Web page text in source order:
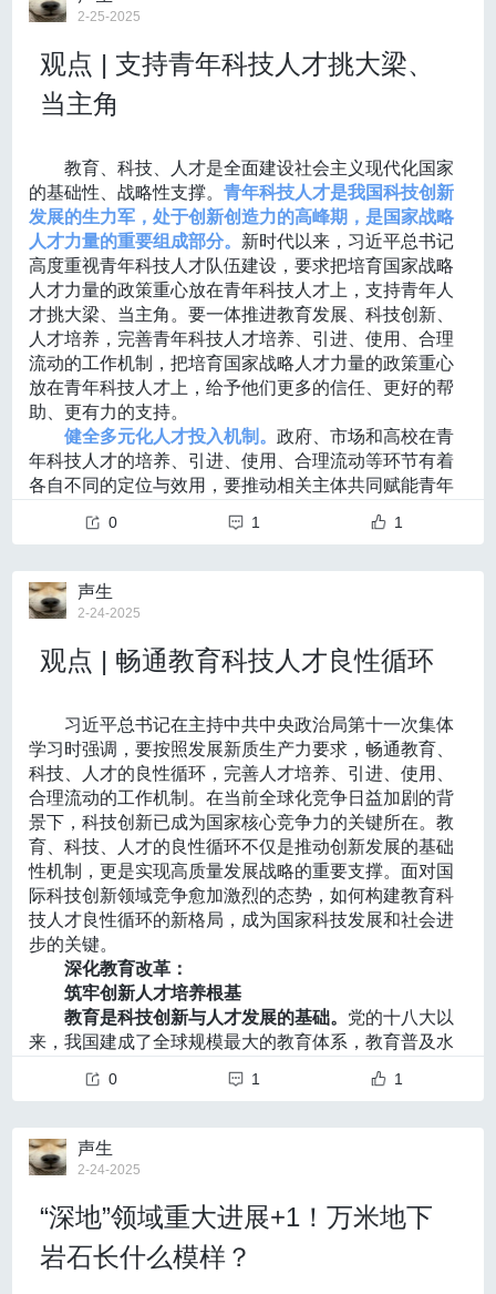
有研究表明，他汀类药物在术后可改善烟雾病的侧支循
环。因此，《指南》建议对缺血型烟雾病评估血脂水平及整
体风险后，合理使用他汀类药物。
控制危险因素对于降低烟雾病卒中风险有重要作用
压、血糖、血脂和同型半胱氨酸等。虽然这一推荐意见证据
等级不高，但与一般卒中二级预防高度一致，具有良好可行
性和安全性。
6、烟雾病的预后及随访建议
烟雾病各亚型具有不同的预后特点
无症状烟雾病患者认知功能损伤明显高于正常人，20%
的无症状烟雾病患者在MRI可见梗死灶，年卒中风险约为3.
2%。
单侧烟雾病存在进展为双侧病变的风险，需要强化随访
监控并在必要时进行干预。
血运重建可显著降低成人出血型烟雾病再出血风险。
于成人，在缺乏手术干预的情况下，患者再发脑卒中的风险
患者的脑组织灌注状况，并显著提升神经功能预后。
《指南》提出烟雾病具有持续进展的特点，即使在手术
后仍存在疾病进展和卒中再发风险，有必要定期随访。
结构与血管状态评估推荐采用MRI+MRA或CT+CTA；
灌注评估可选择CTP、PET或SPECT等。若条件允许时，可
行DSA以评估侧支循环和血管情况。
7、特殊人群的烟雾病管理
妊娠期烟雾病的治疗意见
对于无症状妊娠期烟雾病患者，《指南》推荐保守治
疗，应维持其血压平稳，分娩方式则由产科评估决定。妊娠
期烟雾病如出现TIA发作或脑梗死，以内科治疗为主，症状
改善或好转后可继续妊娠。
《指南》推荐，对于存在临床症状的烟雾病孕妇，应在
分娩后择期实施血运重建手术。对于重度脑卒中的烟雾病孕
妇，应由神经外科、产科、神经内科、重症医学科和儿科组
高龄烟雾病患者的治疗意见
《指南》提出，60岁以上的烟雾病患者接受间接血运重
《哪吒2》的票房神话可以怎样过渡到科学传播？其
实，最基础的办法的就是找到这种超级IP自带的广阔受
众基础。宋雅娟说，“超级IP本身就有天然的传播力，自
带热度、自带流量池。”如果借助观众们的情感共鸣 ，在
电影热度正盛时“联动”科普话题，也能巧妙地降低知识普
及的门槛。中国人对传统文化的认同感也为文化与科技
的跨界打好了基础，因此《哪吒2》无疑是一场可遇不可
求的科学传播机会。
《哪吒2》本身是一部神话故事，科普工作者们如何
能从大家一笑而过的情节中挖掘出大量可供解读的点？
宋雅娟的建议是“多问一句‘为什么’”，保持构思好选题的
意识。例如“申公豹的代购药单”，不应仅将其视作情节的
辅助，而要留心从此类内容出发，发散思维展开研究。
另一类有价值的选题就是
如“冰不导电”和“敖丙的眼泪在海里倒流”。而从情感共鸣
出发的科普选题更能引人会心一笑，更具有亲和力、感
动科普其自然界原型。此外，将通常理解中的硬核知识
借着热度做“软解释”，也是一个引人注目的科普维度。
借势热点打造科普爆款的基础是做让大众愿意接受
的优秀科普翻译，善于总结优秀的科普范式、运用用户
熟悉的场景与之建立关联、搭建易于接受的认知阶梯、
关注与用户的互动则能帮助科普工作者在打造科普时更
进一步。好的科普还要做好“下一个阶段”——价值引
领。“我们的选题可以对应上现代中国科技的发展，让观
众更多了解科技的进展——原来过去想象的一些东西逐
渐变成现实了。”
去介绍电影制作的工艺。宋雅娟最后总结说，“
者要练好内功，也要多跨界去看看自己的世界之外发生
了什么，再回去做原来的事情。”
的单位；企业需正式注册，具有承担项目的相应资质；
承担单位应具备承担该项目的能力、资源和条件，需明
确项目负责人，配备专门的项目团队。
承担单位具有市级及以上大型活动举办经验的单位优
承担单位应具有组织老科技工作者发挥作用或服务老科
技工作者的经验。
不接受两年内受到登记机关、行政主管部门、司法机构
处罚的单位。
不接受在“信用中国”网、中国政府采购网被列入失信被执
行人、税收违法黑名单、政府采购严重违法失信行为记
录名单的单位。
（二）申报材料
单位简介（包含背景、规模、资源等）。
单位营业执照（登记证书、批复文件等）、信用记录等
证明复印件（须加盖本单位公章）。
工作方案和预算明细。
五、
申报流程
盖公章）邮寄至北京市朝阳区育慧里4号北京市科协614
3.com。
（二）申报截止日期为2025年3月14日17:00。
联系方式
联系人：肖老师、周老师
实的好处？
科协频道邀请了清华大学集成电路学院唐建石副教授和
本研究成果的第一作者（共同）、清华大学毕业生（现
香港大学研究助理教授）刘正午博士（均由清华大学科
入选2次国家级人才计划、MIT TR35 China，先后获清
国新锐科技人物卓越影响奖、IEEE Brain Best Paper A
ward等奖项。主要研究方向包括新型存储器与类脑计
等10项。以第一/通讯作者在Nature Electronics、Nature
Nanotechnology、IEDM、VLSI等重要期刊和国际会议
上发表论文50余篇，授权专利60余项。担任IEEE Trans
actions on Electron Devices编辑，IEDM、IEEE-NAN
O、EDTM、CSTIC等国际会议的TPC成员。
神奇的“读脑术”是如何实现的？
大脑中的突触，犹如神经元之间的“桥梁”，承担着信息传
递的重任。它们不仅是神经元连接的纽带，更是大脑进
行学习、记忆和适应的“调度员”。突触会根据外界需求和
内部反馈，调整连接强度和效率，优化神经信号的传
递，支持大脑的自我调节和提高适应能力。
然而传统的脑机接口系统采用的脑电信号解码芯片通常
依赖固定的解码模型，难以适应大脑信号的动态变化，
使得传统系统的解码出现偏差。
高，也不必急着减衣。
汗，反而容易受风着凉。
专家提醒，衣服一定要慢慢减，不能骤减。也要注意不
能“捂”过头，应根据气温变化及自身情况，
“洋葱穿衣法”帮你防住春寒
里三层外三层并不是应对倒春寒的正确方式，大家可以
试试“洋葱穿衣法”。
“洋葱穿衣法”，即像洋葱一样层层穿搭、叠加。
内层：排汗功能好的衣物
中层：毛衣、绒衫等保暖性强的衣服
最外层：防水防风材质的衣服，以应对天气变化
3 处地方需要重点“捂”
颈项部： 颈项部有风池穴和风府穴，是容易中风邪的地
方。保护好颈项部，可以避免风邪侵袭，建议根据温度
戴好围巾、帽子。
膝足部： 俗话说“寒从脚下生”，因此膝足部的保暖尤为重
要。“春捂”穿衣可遵循“下厚上薄”的原则，上身可以穿得
薄一点，但秋裤先别着急脱。
腹部：主要是“捂”肚脐，肚脐又叫神阙穴，温暖此处可鼓
舞脾胃阳气，特别是一些胃部怕冷、爱腹泻的人，要特
别注意肚脐部位的保暖。
“春捂”需要“捂”到什么时候？
当昼夜温差大于8℃以上时，说明气温不稳定，需
要“捂”；
当气温连续保持在15℃以上，且维持了一两周时，就不
需要“捂”了，可以适当减少衣物。
2-25-2025
观点 | 支持青年科技人才挑大梁、
当主角
教育、科技、人才是全面建设社会主义现代化国家
的基础性、战略性支撑。青年科技人才是我国科技创新
发展的生力军，处于创新创造力的高峰期，是国家战略
人才力量的重要组成部分。 新时代以来，习近平总书记
高度重视青年科技人才队伍建设，要求把培育国家战略
人才力量的政策重心放在青年科技人才上，支持青年人
才挑大梁、当主角。要一体推进教育发展、科技创新、
人才培养，完善青年科技人才培养、引进、使用、合理
流动的工作机制，把培育国家战略人才力量的政策重心
放在青年科技人才上，给予他们更多的信任、更好的帮
助、更有力的支持。
健全多元化人才投入机制。政府、市场和高校在青
年科技人才的培养、引进、使用、合理流动等环节有着
各自不同的定位与效用，要推动相关主体共同赋能青年
的强大合力，全方位培养用好人才。要
充分发挥政府主
策，鼓励人才资源开发和人才引进，完善人才评价激励
机制和服务保障体系，营造有利于人人皆可成才和青年
用，激发产业、行业和企业等根据各自发展需求助力青
年科技人才成长成才的积极性主动性创造性，发挥经营
兴产业和未来产业集聚，进一步提升青年科技人才引育
与区域产业的匹配度，打造产业与人才相辅相成的良性
循环。更好发挥高校重要作用，加快建设中国特色、世
界一流的大学和优势学科，建立科技发展、国家战略需
求牵引的学科设置调整机制和人才培养模式，超常布局
急需学科专业，完善科技创新机制，着力加强创新能力
培养，发挥人才济济、组织有序的优势，不断提升自主
培养、吸引集聚高层次人才的能力。
深化人才发展体制机制改革。习近平总书记指
出：“科技创新靠人才，人才培养靠教育，教育、科技、
人才内在一致、相互支撑。”深化人才发展体制机制改革
是一项系统工程，需要国家、地方、高校、用人单位的
联动互补、协同推进，着力建立既有中国特色又有国际
竞争比较优势的人才发展体制机制。要制定更具指导性
引领性的国家人才政策
，创新人才培养、评价、流动、
予地方更多人才自主权
人才培养、引进、使用、合理流动等各个方面大胆创
烈的实际问题，积极推动人才工作领域改革，制定配套
措施，以政策突破促进体制机制创新，不断优化青年科
技人才发展环境，激发青年科技人才创新活力。
0 1 1
声生
2-24-2025
观点 | 畅通教育科技人才良性循环
习近平总书记在主持中共中央政治局第十一次集体
学习时强调，要按照发展新质生产力要求，畅通教育、
科技、人才的良性循环，完善人才培养、引进、使用、
合理流动的工作机制。在当前全球化竞争日益加剧的背
景下，科技创新已成为国家核心竞争力的关键所在。教
育、科技、人才的良性循环不仅是推动创新发展的基础
性机制，更是实现高质量发展战略的重要支撑。面对国
际科技创新领域竞争愈加激烈的态势，如何构建教育科
技人才良性循环的新格局，成为国家科技发展和社会进
步的关键。
深化教育改革：
筑牢创新人才培养根基
教育是科技创新与人才发展的基础。 党的十八大以
来，我国建成了全球规模最大的教育体系，教育普及水
化、高学历化的发展态势，但在培养创新型人才方面仍
创新能力的关注相对不足，加上课程体系相对滞后，市
场需求与人才供给的匹配度还不尽如人意，公平教育、
仅制约了创新型人才的成长，也影响了科技研发的核心
深化教育体制改革是破解这一困境的关键路
径。
0 1 1
声生
2-24-2025
“深地”领域重大进展+1！万米地下
岩石长什么模样？